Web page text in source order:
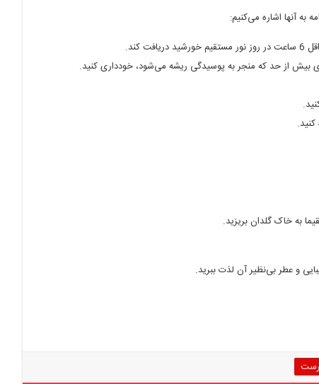
به آنها اشاره می‌کنیم:
بیش از حد که منجر به پوسیدگی ریشه می‌شود، خودداری کنید.
به خاک گلدان بریزید.
و عطر بی‌نظیر آن لذت ببرید.